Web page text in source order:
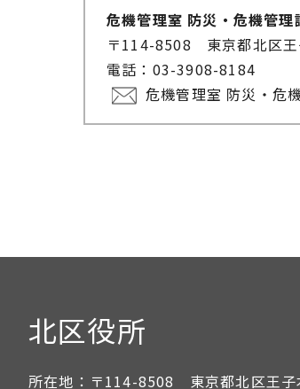
危機管理室 防災・危機管理
〒114-8508 東京都北区
電話：03-3908-8184
危機管理室 防災・危
北区役所
所在地： 〒114-8508 東京都北区王